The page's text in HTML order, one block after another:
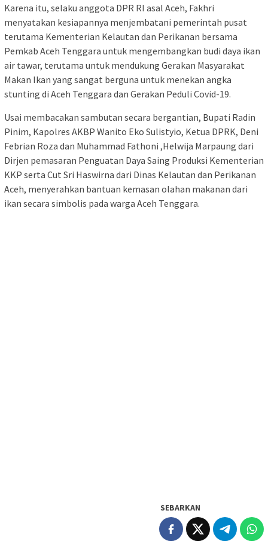
Karena itu, selaku anggota DPR RI asal Aceh, Fakhri
menyatakan kesiapannya menjembatani pemerintah pusat
terutama Kementerian Kelautan dan Perikanan bersama
Pemkab Aceh Tenggara untuk mengembangkan budi daya ikan
air tawar, terutama untuk mendukung Gerakan Masyarakat
Makan Ikan yang sangat berguna untuk menekan angka
stunting di Aceh Tenggara dan Gerakan Peduli Covid-19.
Usai membacakan sambutan secara bergantian, Bupati Radin
Pinim, Kapolres AKBP Wanito Eko Sulistyio, Ketua DPRK, Deni
Febrian Roza dan Muhammad Fathoni ,Helwija Marpaung dari
Dirjen pemasaran Penguatan Daya Saing Produksi Kementerian
KKP serta Cut Sri Haswirna dari Dinas Kelautan dan Perikanan
Aceh, menyerahkan bantuan kemasan olahan makanan dari
ikan secara simbolis pada warga Aceh Tenggara.
SEBARKAN